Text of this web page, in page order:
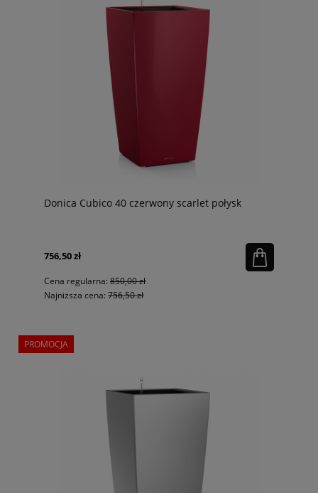
Donica Cubico 40 czerwony scarlet połysk
756,50 zł
Cena regularna: 850,00 zł
Najniższa cena: 756,50 zł
PROMOCJA